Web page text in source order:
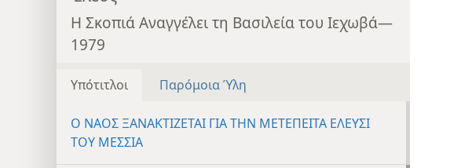
Η Σκοπιά Αναγγέλει τη Βασιλεία του Ιεχωβά—
1979
Υπότιτλοι Παρόμοια Ύλη
Ο ΝΑΟΣ ΞΑΝΑΚΤΙΖΕΤΑΙ ΓΙΑ ΤΗΝ ΜΕΤΕΠΕΙΤΑ ΕΛΕΥΣΙ
ΤΟΥ ΜΕΣΣΙΑ